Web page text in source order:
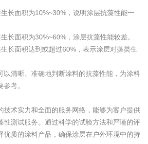
长面积为10%~30%，说明涂层抗藻性能一
长面积为30%~60%，涂层抗藻性能较差。
长面积达到或超过60%，表示涂层对藻类生
以清晰、准确地判断涂料的抗藻性能，为涂料
考。
技术实力和全面的服务网络，能够为客户提供
性测试服务。通过科学的试验方法和严谨的评
优质的涂料产品，确保涂层在户外环境中的持
花露水检测 蚊香液检测
清洗剂检测 日化产品毒理检测